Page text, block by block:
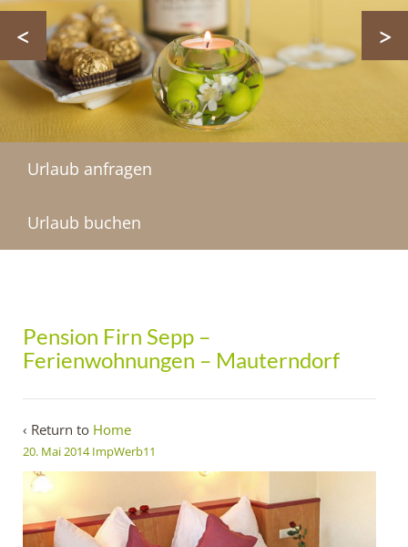
< >
Urlaub anfragen
Urlaub buchen
Pension Firn Sepp –
Ferienwohnungen – Mauterndorf
‹ Return to Home
20. Mai 2014 ImpWerb11